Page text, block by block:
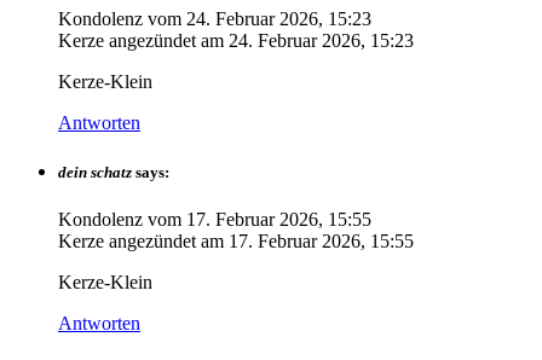
Kondolenz vom 24. Februar 2026, 15:23
Kerze angezündet am 24. Februar 2026, 15:23
Kerze-Klein
Antworten
dein schatz says:
Kondolenz vom 17. Februar 2026, 15:55
Kerze angezündet am 17. Februar 2026, 15:55
Kerze-Klein
Antworten